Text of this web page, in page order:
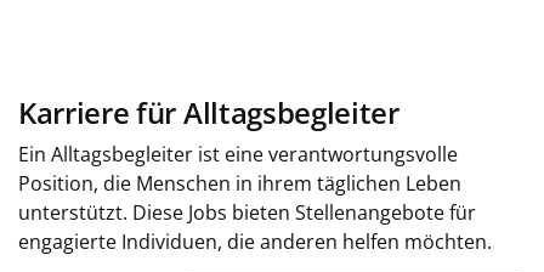
Karriere für Alltagsbegleiter
Ein Alltagsbegleiter ist eine verantwortungsvolle
Position, die Menschen in ihrem täglichen Leben
unterstützt. Diese Jobs bieten Stellenangebote für
engagierte Individuen, die anderen helfen möchten.